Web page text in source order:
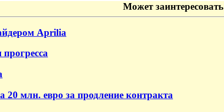
Может заинтересовать
Aprilia
млн. евро за продление контракта